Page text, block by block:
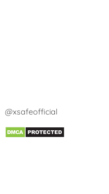
@xsafeofficial